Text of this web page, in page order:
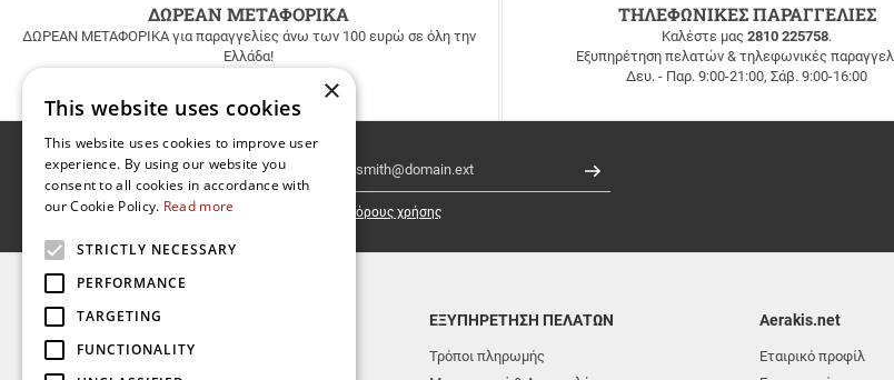
ΔΩΡΕΑΝ ΜΕΤΑΦΟΡΙΚΑ
ΔΩΡΕΑΝ ΜΕΤΑΦΟΡΙΚΑ για παραγγελίες άνω των 100 ευρώ σε όλη την
Ελλάδα!
ΤΗΛΕΦΩΝΙΚΕΣ ΠΑΡΑΓΓΕΛΙΕΣ
Καλέστε μας2810 225758.
Εξυπηρέτηση πελατών & τηλεφωνικές
Δευ. - Παρ. 9:00-21:00, Σάβ. 9:00-16:00
Newsletter Εγγραφή
Έχω διαβάσει κι αποδέχομαι τους όρους χρήσης
TOP ΚΑΤΗΓΟΡΙΕΣ
ΝΕΕΣ ΚΥΚΛΟΦΟΡΙΕΣ
ΕΞΥΠΗΡΕΤΗΣΗ ΠΕΛΑΤΩΝ
Τρόποι πληρωμής
Aerakis.net
Εταιρικό προφίλ
×
This website uses cookies
This website uses cookies to improve user
experience. By using our website you
consent to all cookies in accordance with
our Cookie Policy. Read more
STRICTLY NECESSARY
PERFORMANCE
TARGETING
FUNCTIONALITY